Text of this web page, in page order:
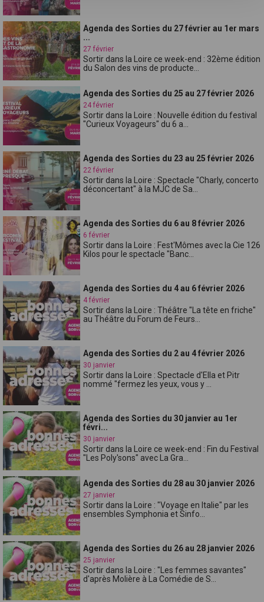
Agenda des Sorties du 27 février au 1er mars
...
27 février
Sortir dans la Loire ce week-end : 32ème édition
du Salon des vins de producte...
Agenda des Sorties du 25 au 27 février 2026
24 février
Sortir dans la Loire : Nouvelle édition du festival
"Curieux Voyageurs" du 6 a...
Agenda des Sorties du 23 au 25 février 2026
22 février
Sortir dans la Loire : Spectacle "Charly, concerto
déconcertant" à la MJC de Sa...
Agenda des Sorties du 6 au 8 février 2026
6 février
Sortir dans la Loire : Fest'Mômes avec la Cie 126
Kilos pour le spectacle "Banc...
Agenda des Sorties du 4 au 6 février 2026
4 février
Sortir dans la Loire : Théâtre "La tête en friche"
au Théâtre du Forum de Feurs...
Agenda des Sorties du 2 au 4 février 2026
30 janvier
Sortir dans la Loire : Spectacle d'Ella et Pitr
nommé "fermez les yeux, vous y ...
Agenda des Sorties du 30 janvier au 1er
févri...
30 janvier
Sortir dans la Loire ce week-end : Fin du Festival
"Les Poly'sons" avec La Gra...
Agenda des Sorties du 28 au 30 janvier 2026
27 janvier
Sortir dans la Loire : "Voyage en Italie" par les
ensembles Symphonia et Sinfo...
Agenda des Sorties du 26 au 28 janvier 2026
25 janvier
Sortir dans la Loire : "Les femmes savantes"
d'après Molière à La Comédie de S...